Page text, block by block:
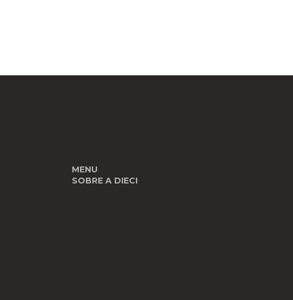
MENU
SOBRE A DIECI